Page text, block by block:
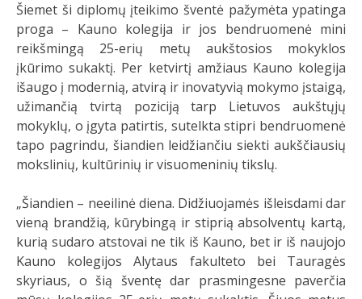
Šiemet ši diplomų įteikimo šventė pažymėta ypatinga
proga – Kauno kolegija ir jos bendruomenė mini
reikšmingą 25-erių metų aukštosios mokyklos
įkūrimo sukaktį. Per ketvirtį amžiaus Kauno kolegija
išaugo į modernią, atvirą ir inovatyvią mokymo įstaigą,
užimančią tvirtą poziciją tarp Lietuvos aukštųjų
mokyklų, o įgyta patirtis, sutelkta stipri bendruomenė
tapo pagrindu, šiandien leidžiančiu siekti aukščiausių
mokslinių, kultūrinių ir visuomeninių tikslų.
„Šiandien – neeilinė diena. Didžiuojamės išleisdami dar
vieną brandžią, kūrybingą ir stiprią absolventų kartą,
kurią sudaro atstovai ne tik iš Kauno, bet ir iš naujojo
Kauno kolegijos Alytaus fakulteto bei Tauragės
skyriaus, o šią šventę dar prasmingesne paverčia